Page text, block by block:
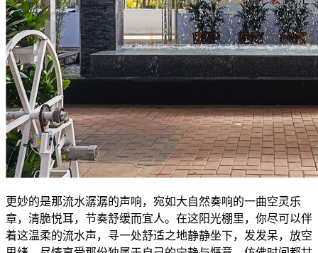
更妙的是那流水潺潺的声响，宛如大自然奏响的一曲空灵乐
章，清脆悦耳，节奏舒缓而宜人。在这阳光棚里，你尽可以伴
着这温柔的流水声，寻一处舒适之地静静坐下，发发呆，放空